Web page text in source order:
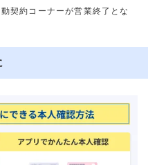
契約コーナーが営業終了とな